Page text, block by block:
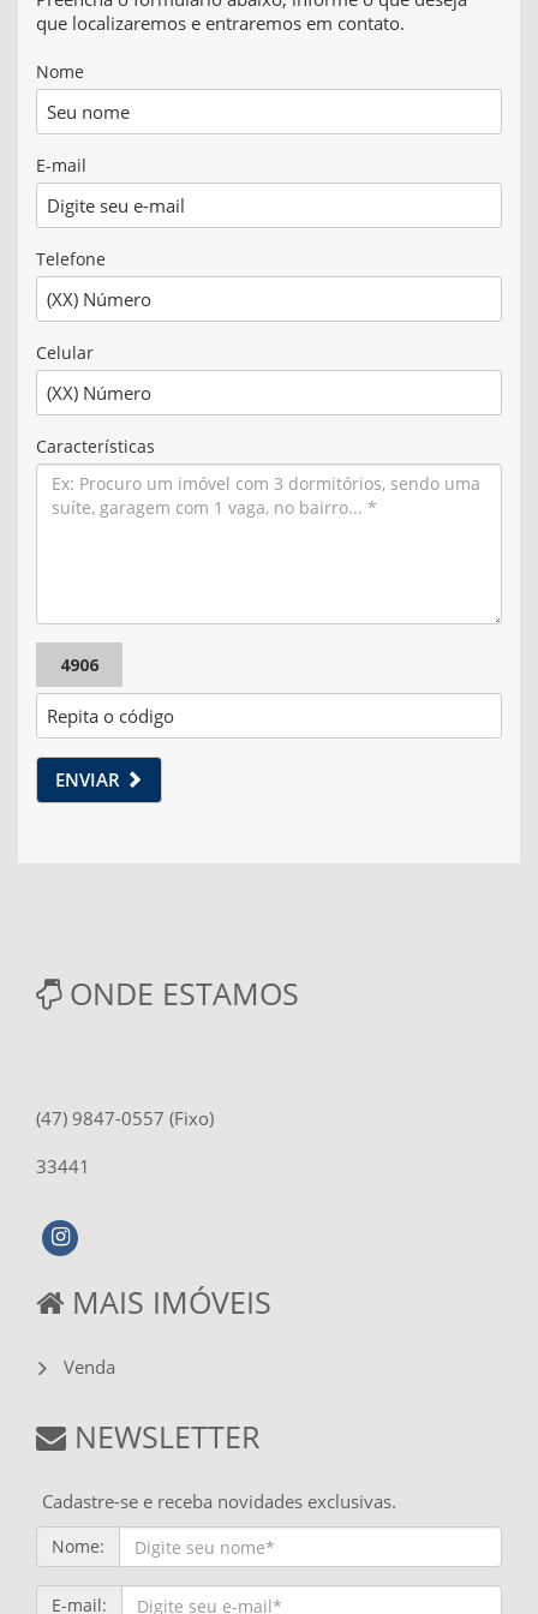
que localizaremos e entraremos em contato.
Nome
E-mail
Telefone
Celular
Características
4906
ENVIAR
ONDE ESTAMOS
(47) 9847-0557 (Fixo)
33441
MAIS IMÓVEIS
Venda
NEWSLETTER
Cadastre-se e receba novidades exclusivas.
Nome:
E-mail: